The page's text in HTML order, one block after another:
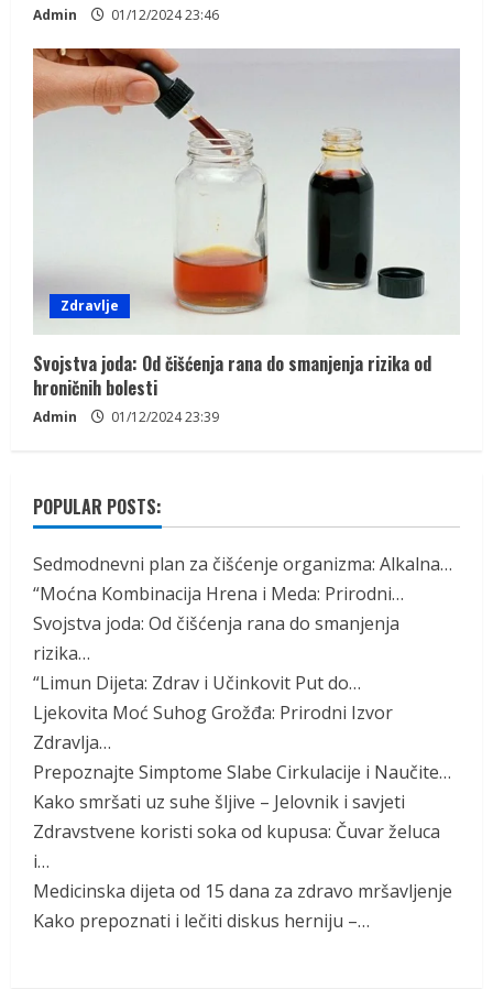
Admin 01/12/2024 23:46
Zdravlje
Svojstva joda: Od čišćenja rana do smanjenja rizika od
hroničnih bolesti
Admin 01/12/2024 23:39
POPULAR POSTS:
Sedmodnevni plan za čišćenje organizma: Alkalna…
“Moćna Kombinacija Hrena i Meda: Prirodni…
Svojstva joda: Od čišćenja rana do smanjenja
rizika…
“Limun Dijeta: Zdrav i Učinkovit Put do…
Ljekovita Moć Suhog Grožđa: Prirodni Izvor
Zdravlja…
Prepoznajte Simptome Slabe Cirkulacije i Naučite…
Kako smršati uz suhe šljive – Jelovnik i savjeti
Zdravstvene koristi soka od kupusa: Čuvar želuca
i…
Medicinska dijeta od 15 dana za zdravo mršavljenje
Kako prepoznati i lečiti diskus herniju –…